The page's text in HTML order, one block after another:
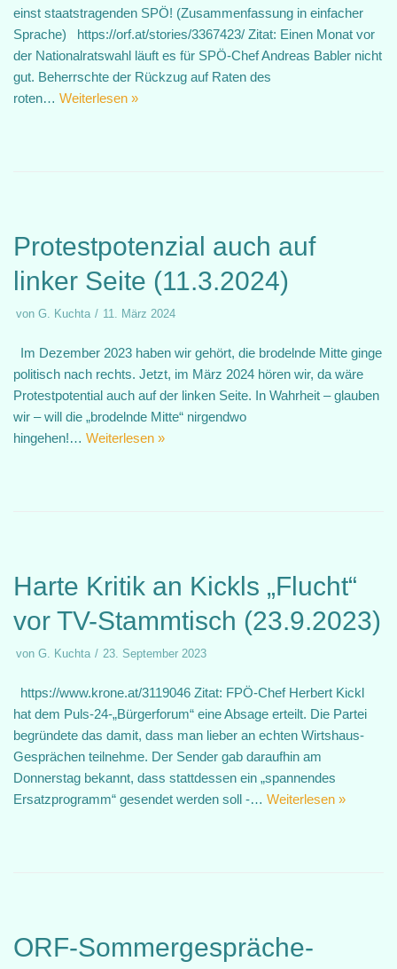
einst staatstragenden SPÖ! (Zusammenfassung in einfacher
Sprache) https://orf.at/stories/3367423/ Zitat: Einen Monat vor
der Nationalratswahl läuft es für SPÖ-Chef Andreas Babler nicht
gut. Beherrschte der Rückzug auf Raten des
roten… Weiterlesen »
Protestpotenzial auch auf
linker Seite (11.3.2024)
von G. Kuchta 11. März 2024
Im Dezember 2023 haben wir gehört, die brodelnde Mitte ginge
politisch nach rechts. Jetzt, im März 2024 hören wir, da wäre
Protestpotential auch auf der linken Seite. In Wahrheit – glauben
wir – will die „brodelnde Mitte“ nirgendwo
hingehen!… Weiterlesen »
Harte Kritik an Kickls „Flucht“
vor TV-Stammtisch (23.9.2023)
von G. Kuchta 23. September 2023
https://www.krone.at/3119046 Zitat: FPÖ-Chef Herbert Kickl
hat dem Puls-24-„Bürgerforum“ eine Absage erteilt. Die Partei
begründete das damit, dass man lieber an echten Wirtshaus-
Gesprächen teilnehme. Der Sender gab daraufhin am
Donnerstag bekannt, dass stattdessen ein „spannendes
Ersatzprogramm“ gesendet werden soll -… Weiterlesen »
ORF-Sommergespräche-